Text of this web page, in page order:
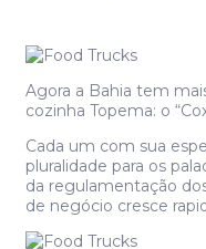
Agora a Bahia tem
cozinha Topema: o
Cada um com sua
pluralidade para os
da regulamentação
de negócio cresce